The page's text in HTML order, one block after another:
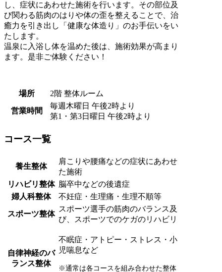
し、症状にあわせた施術を行います。その部位及
び関わる筋肉のはりや体の歪を整えることで、治
癒力を引き出し「健康な体造り」のお手伝いをい
たします。
温泉に入浴し体を温めた後は、施術効果が高まり
ます。是非ご体験ください！
場所 2階 整体ルーム
営業時間
毎週木曜日 午後2時より
第1・第3日曜日 午後2時より
コース一覧
養生整体
肩こりや腰痛などの症状にあわせ
た施術
リハビリ整体
脳卒中などの後遺症
婦人科整体
不妊症・生理痛・生理不順等
スポーツ整体
スポーツ選手の筋肉のバランス及
び、スポーツでのケガのリハビリ
自律神経のバ
ランス整体
不眠症・アトピー・ストレス・小
児喘息など
※通常は各コースを組み合わせた整体